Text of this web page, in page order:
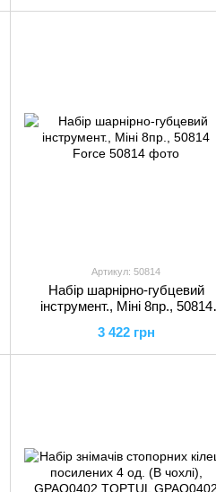
Артикул: 50814
Набір шарнірно-губцевий
інструмент., Міні 8пр., 50814
3 422 грн